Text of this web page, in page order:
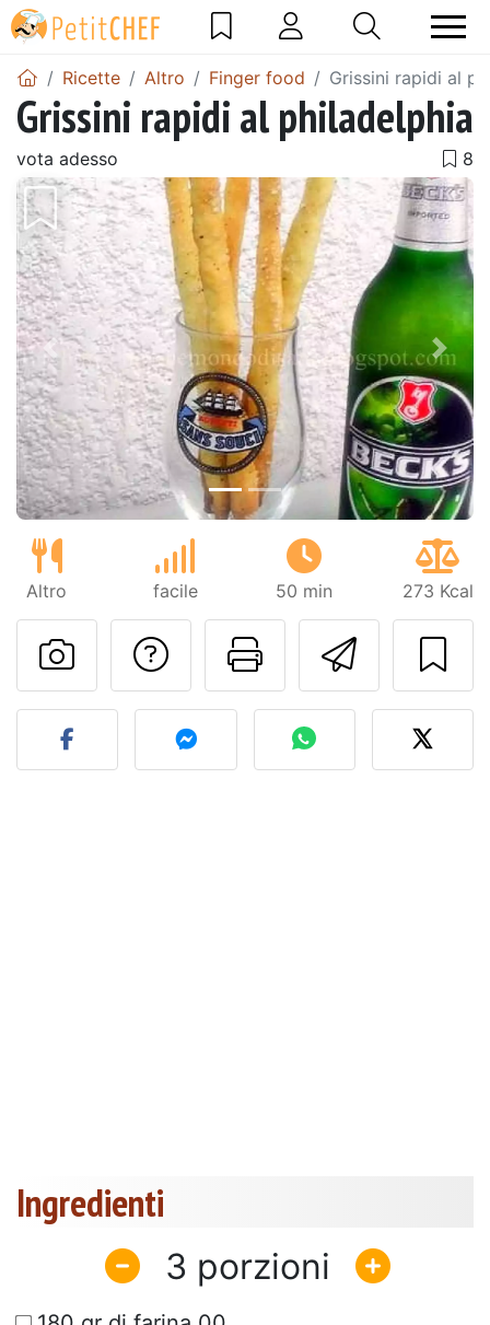
Ricette Altro Finger food Grissini rapidi al
Grissini rapidi al philadelphia
vota adesso
Precedente
Altro facile 50 min 273 Kcal
Invia
Stampa la
Contatta l'autore
Pubblica la foto di
Ingredienti
3